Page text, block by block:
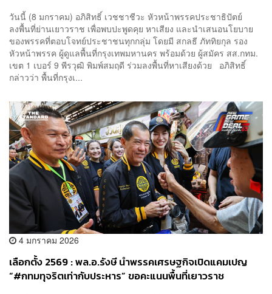
วันนี้ (8 มกราคม) อภิสิทธิ์ เวชชาชีวะ หัวหน้าพรรคประชาธิปัตย์
ลงพื้นที่ย่านเยาวราช เพื่อพบปะพูดคุย หาเสียง และนำเสนอนโยบาย
ของพรรคที่ตอบโจทย์ประชาชนทุกกลุ่ม โดยมี สกลธี ภัททิยกุล รอง
หัวหน้าพรรค ผู้ดูแลพื้นที่กรุงเทพมหานคร พร้อมด้วย ผู้สมัคร สส.กทม.
เขต 1 เบอร์ 9 พีรวุฒิ พิมพ์สมฤดี ร่วมลงพื้นที่หาเสียงด้วย อภิสิทธิ์
กล่าวว่า พื้นที่กรุงเ...
4 มกราคม 2026
เลือกตั้ง 2569 : พล.อ.รังษี นำพรรคเศรษฐกิจเปิดแคมเปญ
“#กทมทุจริตเท่ากับประหาร” ขอคะแนนพื้นที่เยาวราช